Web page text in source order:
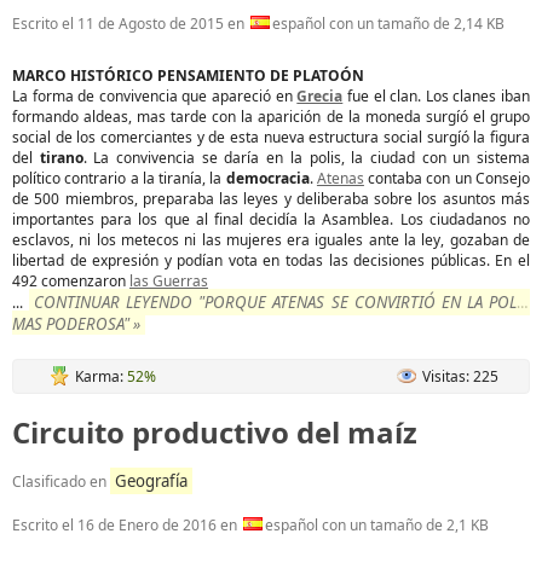
Escrito el 11 de Agosto de 2015 en español con un tamaño de 2,14 KB
MARCO HISTÓRICO PENSAMIENTO DE PLATOÓN
La forma de convivencia que apareció enGrecia fue el clan. Los clanes iban
formando aldeas, mas tarde con la aparición de la moneda surgíó el grupo
social de los comerciantes y de esta nueva estructura social surgíó la figura
del tirano. La convivencia se daría en la polis, la ciudad con un sistema
político contrario a la tiranía, la democracia.Atenas contaba con un Consejo
de 500 miembros, preparaba las leyes y deliberaba sobre los asuntos más
importantes para los que al final decidía la Asamblea. Los ciudadanos no
esclavos, ni los metecos ni las mujeres era iguales ante la ley, gozaban de
libertad de expresión y podían vota en todas las decisiones públicas. En el
492 comenzaron las Guerras
... CONTINUAR LEYENDO "PORQUE ATENAS SE CONVIRTIÓ EN LA POLIS
MAS PODEROSA" »
Karma:52% Visitas: 225
Circuito productivo del maíz
Clasificado en Geografía
Escrito el 16 de Enero de 2016en español con un tamaño de 2,1 KB